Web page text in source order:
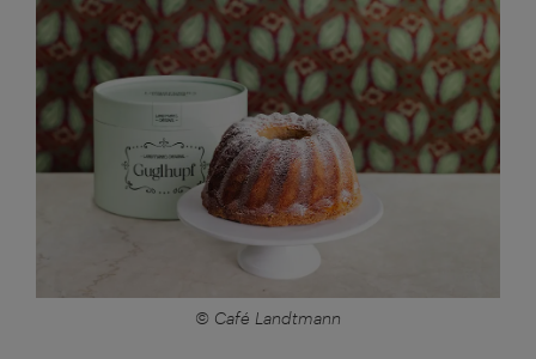
© Café Landtmann